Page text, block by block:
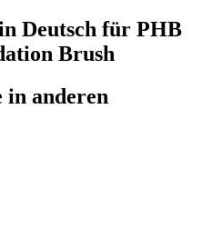
Deutsch für PHB
Brush
in anderen